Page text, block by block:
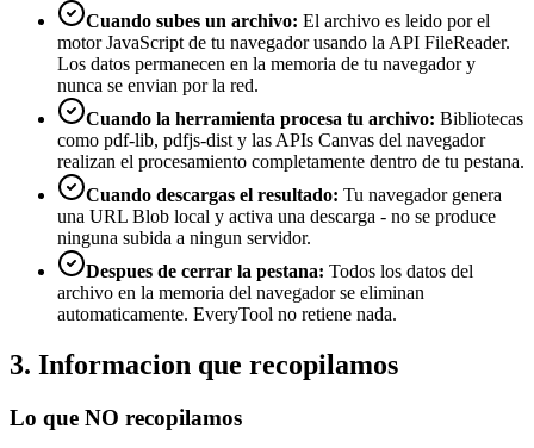
Cuando subes un archivo: El archivo es leido por el
motor JavaScript de tu navegador usando la API FileReader.
Los datos permanecen en la memoria de tu navegador y
nunca se envian por la red.
Cuando la herramienta procesa tu archivo: Bibliotecas
como pdf-lib, pdfjs-dist y las APIs Canvas del navegador
realizan el procesamiento completamente dentro de tu pestana.
Cuando descargas el resultado: Tu navegador genera
una URL Blob local y activa una descarga - no se produce
ninguna subida a ningun servidor.
Despues de cerrar la pestana: Todos los datos del
archivo en la memoria del navegador se eliminan
automaticamente. EveryTool no retiene nada.
3. Informacion que recopilamos
Lo que NO recopilamos